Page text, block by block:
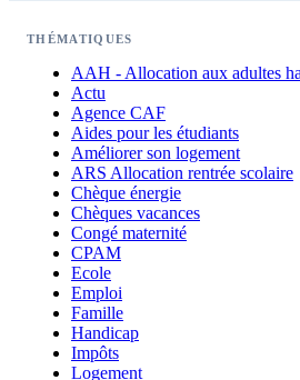
THÉMATIQUES
AAH - Allocation aux adultes
Actu
Agence CAF
Aides pour les étudiants
Améliorer son logement
ARS Allocation rentrée scolaire
Chèque énergie
Chèques vacances
Congé maternité
CPAM
Ecole
Emploi
Famille
Handicap
Impôts
Logement